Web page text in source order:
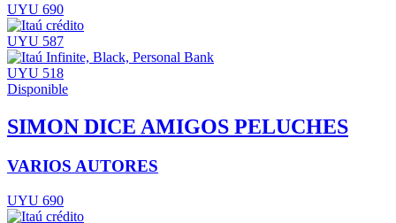
UYU 690
UYU 587
UYU 518
Disponible
SIMON DICE AMIGOS PELUCHES
VARIOS AUTORES
UYU 690